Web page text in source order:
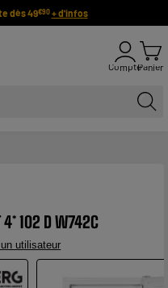
dès 49€90 + d'infos
ComptePanier
102 D W742C
un utilisateur